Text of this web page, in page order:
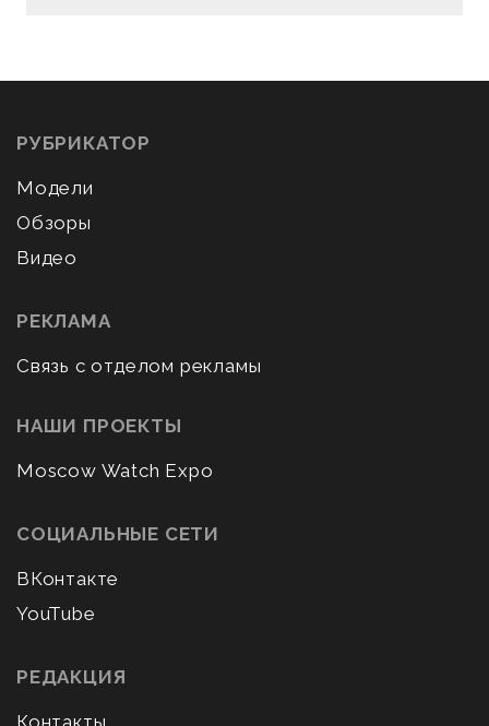
РУБРИКАТОР
Модели
Обзоры
Видео
РЕКЛАМА
Связь с отделом рекламы
НАШИ ПРОЕКТЫ
Moscow Watch Expo
СОЦИАЛЬНЫЕ СЕТИ
ВКонтакте
YouTube
РЕДАКЦИЯ